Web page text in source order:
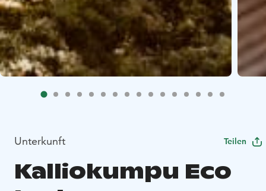
Unterkunft Teilen
Kalliokumpu Eco